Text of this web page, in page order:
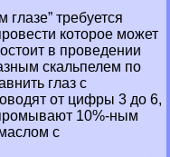
требуется
которое может
в проведении
скальпелем по
глаз с
от цифры 3 до 6,
10%-ным
с